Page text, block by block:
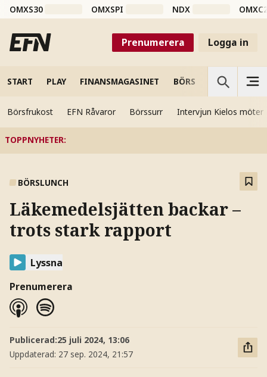
OMXS30 OMXSPI NDX
Prenumerera Logga in
START PLAY FINANSMAGASINET BÖRS VETENSKAP
Börsfrukost EFN Råvaror Börssurr Intervjun Kielos möter
TOPPNYHETER:
BÖRSLUNCH
Läkemedelsjätten backar –
trots stark rapport
Lyssna
Prenumerera
Publicerad:25 juli 2024, 13:06
Uppdaterad: 27 sep. 2024, 21:57